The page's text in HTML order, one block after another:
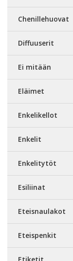
Chenillehuovat
Diffuuserit
Ei mitään
Eläimet
Enkelikellot
Enkelit
Enkelitytöt
Esiliinat
Eteisnaulakot
Eteispenkit